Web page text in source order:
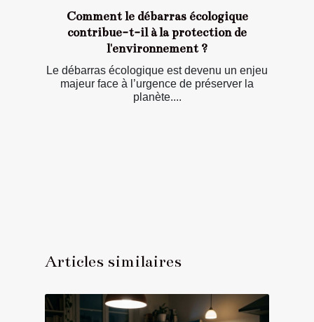
Comment le débarras écologique
contribue-t-il à la protection de
l'environnement ?
Le débarras écologique est devenu un enjeu
majeur face à l’urgence de préserver la
planète....
Articles similaires